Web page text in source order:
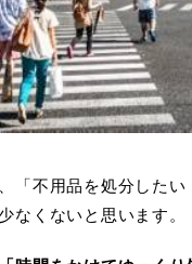
「不用品を処分した
なくないと思います。